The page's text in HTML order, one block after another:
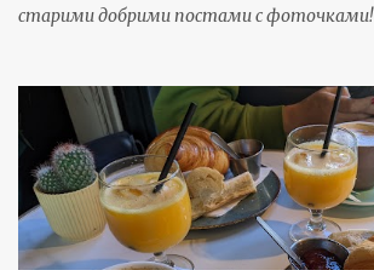
старими добрими постами с фоточками!